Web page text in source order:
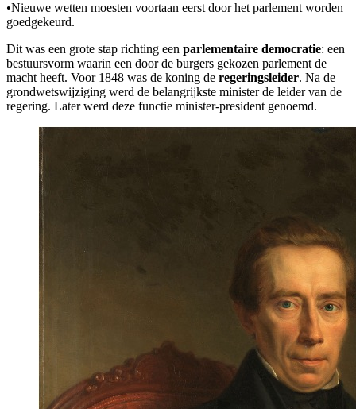
•Nieuwe wetten moesten voortaan eerst door het parlement worden
goedgekeurd.
Dit was een grote stap richting een parlementaire democratie: een
bestuursvorm waarin een door de burgers gekozen parlement de
macht heeft. Voor 1848 was de koning de regeringsleider. Na de
grondwetswijziging werd de belangrijkste minister de leider van de
regering. Later werd deze functie minister-president genoemd.